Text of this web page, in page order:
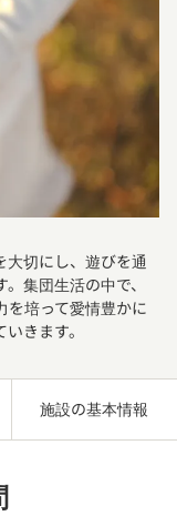
切にし、遊びを通
集団生活の中で、
を培って愛情豊かに
きます。
施設の基本情報